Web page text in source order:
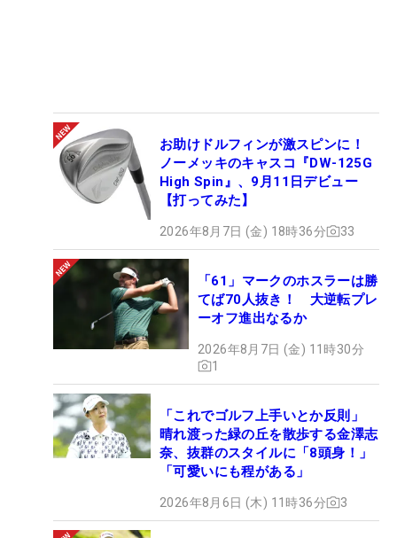
お助けドルフィンが激スピンに！
ノーメッキのキャスコ『DW-125G
High Spin』、9月11日デビュー
【打ってみた】
2026年8月7日 (金) 18時36分 33
「61」マークのホスラーは勝
てば70人抜き！ 大逆転プレ
ーオフ進出なるか
2026年8月7日 (金) 11時30分
1
「これでゴルフ上手いとか反則」
晴れ渡った緑の丘を散歩する金澤志
奈、抜群のスタイルに「8頭身！」
「可愛いにも程がある」
2026年8月6日 (木) 11時36分 3